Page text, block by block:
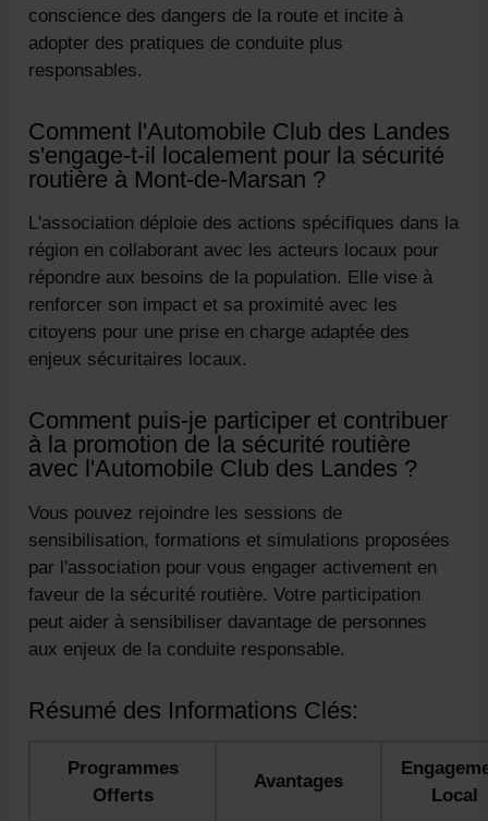
conscience des dangers de la route et incite à
adopter des pratiques de conduite plus
responsables.
Comment l'Automobile Club des Landes
s'engage-t-il localement pour la sécurité
routière à Mont-de-Marsan ?
L'association déploie des actions spécifiques dans la
région en collaborant avec les acteurs locaux pour
répondre aux besoins de la population. Elle vise à
renforcer son impact et sa proximité avec les
citoyens pour une prise en charge adaptée des
enjeux sécuritaires locaux.
Comment puis-je participer et contribuer
à la promotion de la sécurité routière
avec l'Automobile Club des Landes ?
Vous pouvez rejoindre les sessions de
sensibilisation, formations et simulations proposées
par l'association pour vous engager activement en
faveur de la sécurité routière. Votre participation
peut aider à sensibiliser davantage de personnes
aux enjeux de la conduite responsable.
Résumé des Informations Clés:
Programmes
Offerts
Avantages
Local